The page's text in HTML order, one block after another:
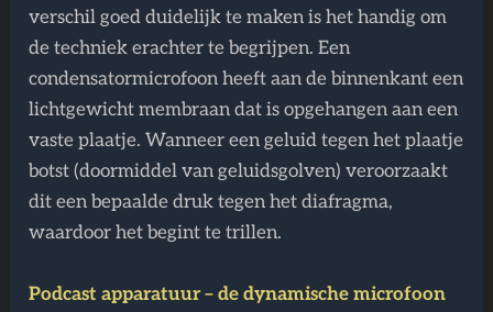
verschil goed duidelijk te maken is het handig om
de techniek erachter te begrijpen. Een
condensatormicrofoon heeft aan de binnenkant een
lichtgewicht membraan dat is opgehangen aan een
vaste plaatje. Wanneer een geluid tegen het plaatje
botst (doormiddel van geluidsgolven) veroorzaakt
dit een bepaalde druk tegen het diafragma,
waardoor het begint te trillen.
Podcast apparatuur – de dynamische microfoon